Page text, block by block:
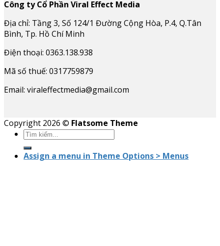
Công ty Cổ Phần Viral Effect Media
Địa chỉ: Tầng 3, Số 124/1 Đường Cộng Hòa, P.4, Q.Tân
Bình, Tp. Hồ Chí Minh
Điện thoại: 0363.138.938
Mã số thuế: 0317759879
Email: viraleffectmedia@gmail.com
Copyright 2026 © Flatsome Theme
Assign a menu in Theme Options > Menus